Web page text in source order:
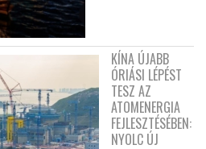
KÍNA ÚJABB
ÓRIÁSI LÉPÉST
TESZ AZ
ATOMENERGIA
FEJLESZTÉSÉBEN:
NYOLC ÚJ